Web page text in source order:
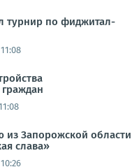
турнир по фиджитал-
из Запорожской области
слава»